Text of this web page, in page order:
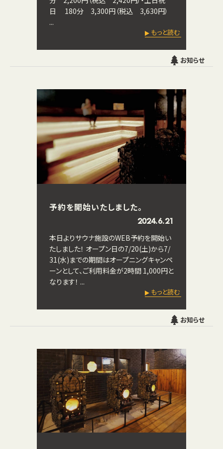
日 180分 3,300円（税込 3,630円）
...
もっと読む
お知らせ
予約を開始いたしました。
2024.6.21
本日よりサウナ施設のWEB予約を開始い
たしました！ オープン日の7/20(土)から7/
31(水)までの期間はオープニングキャンペ
ーンとして、ご利用料金が2時間 1,000円と
なります！ ...
もっと読む
お知らせ